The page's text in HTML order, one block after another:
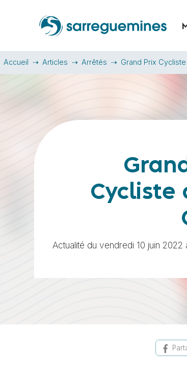
Accueil Articles Arrêtés Grand Prix
Cycliste
Actualité du vendredi 10 juin 2022